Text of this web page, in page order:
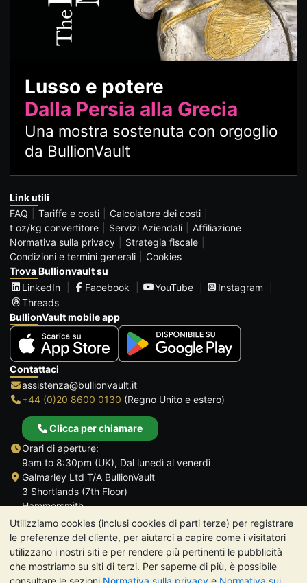
Utilizziamo cookies (inclusi cookies di parti terze) per registrare
le preferenze del cliente, per aiutarci a capire come i visitatori
utilizzano i nostri siti e per rendere più pertinenti le pubblicità
che mostriamo su siti di terzi. Per saperne di più, è possibile
consultare le sezioni Normativa sulla privacy e Normativa sui
Lusso e potere
Dalla Persia alla Grecia
Una mostra sostenuta con orgoglio
da BullionVault
Link utili
FAQ
Tariffe e costi
Calcolatore dei costi
t oz/kg convertitore
Servizi Aziendali
Affiliazione
Normativa sulla privacy
Strategia fiscale
Condizioni e termini generali
Cookies
Trova Bullionvault su
LinkedIn
Facebook YouTube
Instagram
Threads
BullionVault mobile app
Contattaci
assistenza@bullionvault.it
+44 (0)20 8600 0130 (Regno Unito e estero)
Clicca per chiamare
Orari di aperture:
9am to 8:30pm (UK), Dal lunedì al venerdì
Galmarley Ltd T/A BullionVault
3 Shortlands (7th Floor)
Hammersmith
Londra
W6 8DA
Regno Unito